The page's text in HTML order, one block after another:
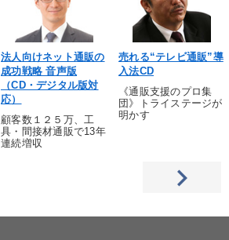
法人向けネット通販の
成功戦略 音声版
（CD・デジタル版対
応）
顧客数１２５万、工
具・間接材通販で13年
連続増収
売れる“テレビ通販”導
入法CD
《通販支援のプロ集
団》トライステージが
明かす